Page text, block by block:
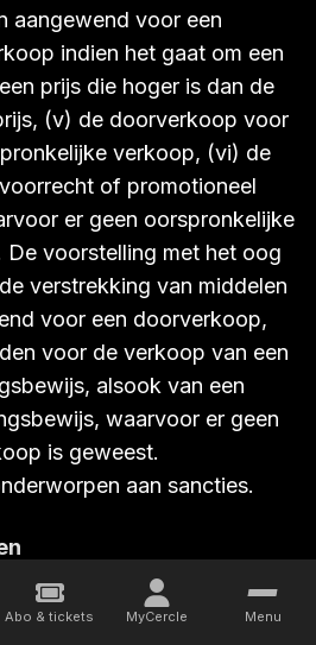
Abo & tickets MyCercle Menu
aangewend voor een
indien het gaat om een
prijs die hoger is dan de
(v) de doorverkoop voor
verkoop, (vi) de
of promotioneel
er geen oorspronkelijke
voorstelling met het oog
verstrekking van middelen
voor een doorverkoop,
voor de verkoop van een
alsook van een
waarvoor er geen
is geweest.
aan sancties.